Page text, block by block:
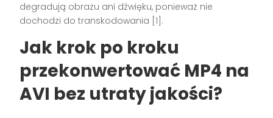
degradują obrazu ani dźwięku, ponieważ nie
dochodzi do transkodowania [1].
Jak krok po kroku
przekonwertować MP4 na
AVI bez utraty jakości?